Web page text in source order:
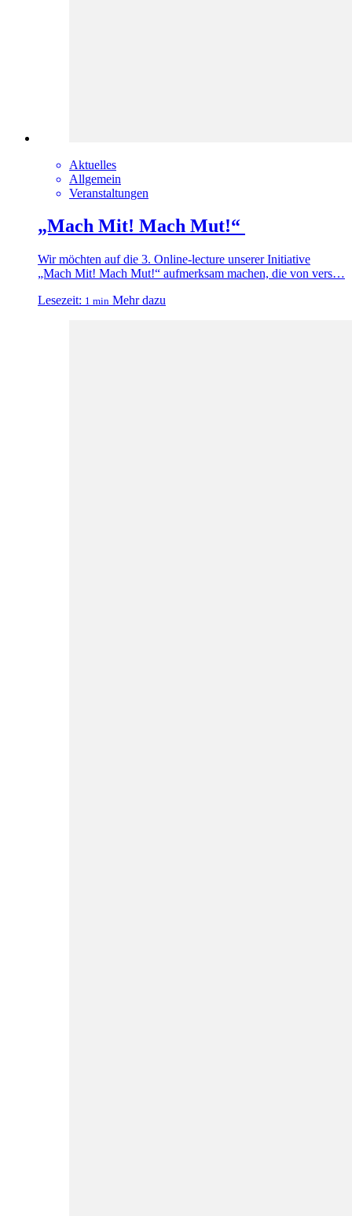
Aktuelles
Allgemein
Veranstaltungen
„Mach Mit! Mach Mut!“
Wir möchten auf die 3. Online-lecture unserer Initiative
„Mach Mit! Mach Mut!“ aufmerksam machen, die von vers…
Lesezeit: 1 min Mehr dazu